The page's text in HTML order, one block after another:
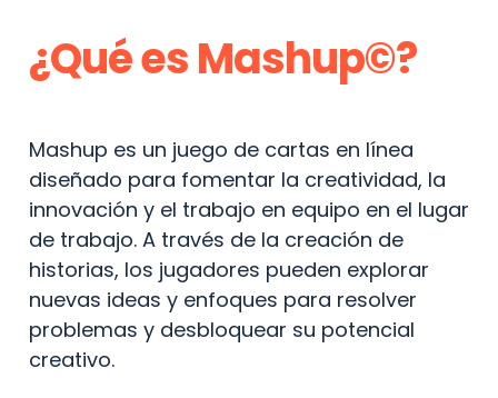
¿Qué es Mashup©?
Mashup es un juego de cartas en línea
diseñado para fomentar la creatividad, la
innovación y el trabajo en equipo en el lugar
de trabajo. A través de la creación de
historias, los jugadores pueden explorar
nuevas ideas y enfoques para resolver
problemas y desbloquear su potencial
creativo.